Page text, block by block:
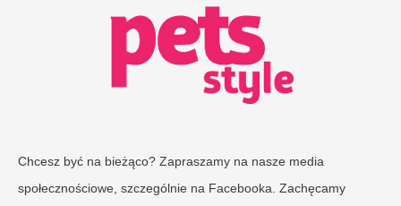
Chcesz być na bieżąco? Zapraszamy na nasze media
społecznościowe, szczególnie na Facebooka. Zachęcamy